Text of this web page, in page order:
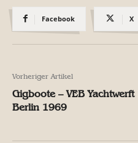
Facebook X
Vorheriger Artikel
Gigboote – VEB Yachtwerft
Berlin 1969